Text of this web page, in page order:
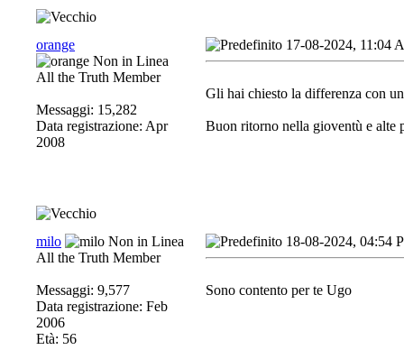
orange
All the Truth Member
Messaggi: 15,282
Data registrazione: Apr
2008
17-08-2024, 11:04
Gli hai chiesto la differenza con
Buon ritorno nella gioventù e alte
milo
All the Truth Member
Messaggi: 9,577
Data registrazione: Feb
2006
Età: 56
18-08-2024, 04:54
Sono contento per te Ugo